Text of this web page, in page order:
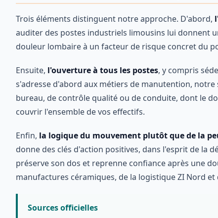
Trois éléments distinguent notre approche. D'abord,
auditer des postes industriels limousins lui donnent
douleur lombaire à un facteur de risque concret du
Ensuite, l'ouverture à tous les postes, y compris
s'adresse d'abord aux métiers de manutention,
bureau, de contrôle qualité ou de conduite, dont le
couvrir l'ensemble de vos effectifs.
Enfin, la logique du mouvement plutôt que de la
donne des clés d'action positives, dans l'esprit de la
préserve son dos et reprenne confiance après une
manufactures céramiques, de la logistique ZI Nord
Sources officielles